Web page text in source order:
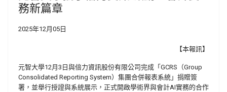
務新篇章
2025年12月05日
【本報訊】
元智大學12月3日與倍力資訊股份有限公司完成「GCRS（Group
Consolidated Reporting System）集團合併報表系統」捐贈簽
署，並舉行授證與系統展示，正式開啟學術界與會計AI實務的合作